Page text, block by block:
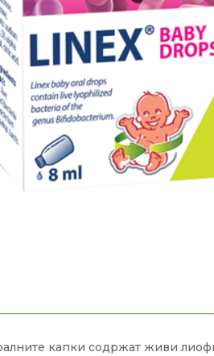
капки содржат живи